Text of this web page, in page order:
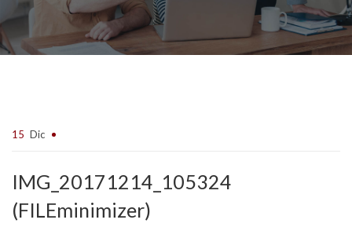
15 Dic
IMG_20171214_105324
(FILEminimizer)